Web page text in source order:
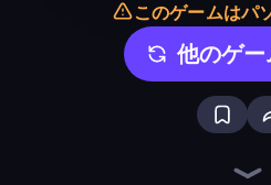
このゲームはパ
他のゲ